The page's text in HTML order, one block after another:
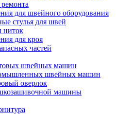
для швейного оборудования
стулья для швей
ниток
для кроя
частей
швейных машин
швейных машин
оверлок
машины